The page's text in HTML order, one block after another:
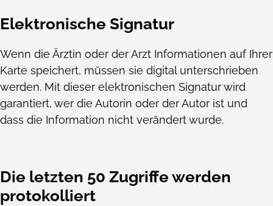
Elektronische Signatur
Wenn die Ärztin oder der Arzt Informationen auf Ihrer
Karte speichert, müssen sie digital unterschrieben
werden. Mit dieser elektronischen Signatur wird
garantiert, wer die Autorin oder der Autor ist und
dass die Information nicht verändert wurde.
Die letzten 50 Zugriffe werden
protokolliert